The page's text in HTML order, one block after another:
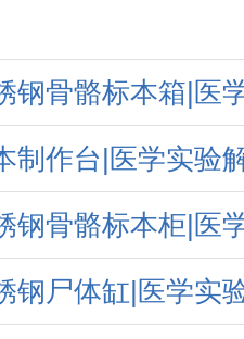
钢骨骼标本箱|医
制作台|医学实验
钢骨骼标本柜|医
钢尸体缸|医学实